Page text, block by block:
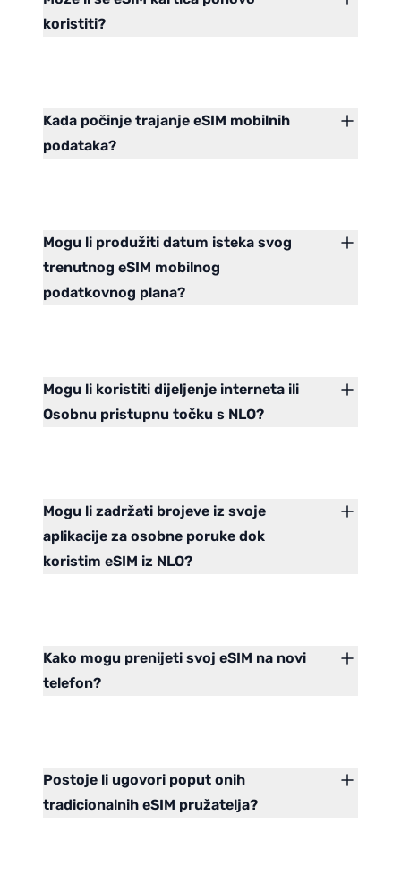
koristiti?
Kada počinje trajanje eSIM mobilnih
podataka?
Mogu li produžiti datum isteka svog
trenutnog eSIM mobilnog
podatkovnog plana?
Mogu li koristiti dijeljenje interneta ili
Osobnu pristupnu točku s NLO?
Mogu li zadržati brojeve iz svoje
aplikacije za osobne poruke dok
koristim eSIM iz NLO?
Kako mogu prenijeti svoj eSIM na novi
telefon?
Postoje li ugovori poput onih
tradicionalnih eSIM pružatelja?